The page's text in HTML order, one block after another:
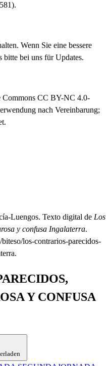
Wenn Sie eine bessere
bitte bei uns für Updates.
Commons CC BY-NC 4.0-
nach Vereinbarung;
Luengos. Texto digital de Los
y confusa Ingalaterra.
los-contrarios-parecidos-
Y CONFUSA